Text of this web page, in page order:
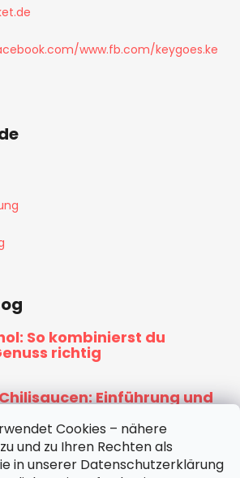
Cookies – nähere
und zu Ihren Rechten als
in unserer Datenschutzerklärung
www.fb.com/keygoes.ke
So kombinierst du
richtig
Einführung und
selber machen:
Basis für Pizza & Pasta